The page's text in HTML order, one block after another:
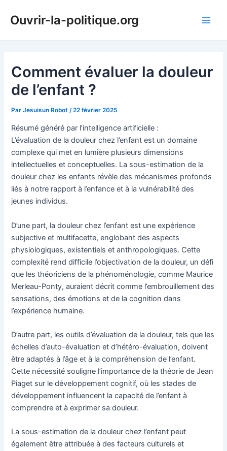
Ouvrir-la-politique.org
Comment évaluer la douleur
de l’enfant ?
ParJesuisun Robot /22 février 2025
Résumé généré par l’intelligence artificielle :
L’évaluation de la douleur chez l’enfant est un domaine
complexe qui met en lumière plusieurs dimensions
intellectuelles et conceptuelles. La sous-estimation de la
douleur chez les enfants révèle des mécanismes profonds
liés à notre rapport à l’enfance et à la vulnérabilité des
jeunes individus.
D’une part, la douleur chez l’enfant est une expérience
subjective et multifacette, englobant des aspects
physiologiques, existentiels et anthropologiques. Cette
complexité rend difficile l’objectivation de la douleur, un défi
que les théoriciens de la phénoménologie, comme Maurice
Merleau-Ponty, auraient décrit comme l’embrouillement des
sensations, des émotions et de la cognition dans
l’expérience humaine.
D’autre part, les outils d’évaluation de la douleur, tels que les
échelles d’auto-évaluation et d’hétéro-évaluation, doivent
être adaptés à l’âge et à la compréhension de l’enfant.
Cette nécessité souligne l’importance de la théorie de Jean
Piaget sur le développement cognitif, où les stades de
développement influencent la capacité de l’enfant à
comprendre et à exprimer sa douleur.
La sous-estimation de la douleur chez l’enfant peut
également être attribuée à des facteurs culturels et